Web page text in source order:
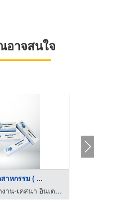
าจสนใจ
าหกรรม ( ...
ผลิตภัณฑ์สำหรับขัดงาน-เคสนา อินเตอร์เนชั่นแนล